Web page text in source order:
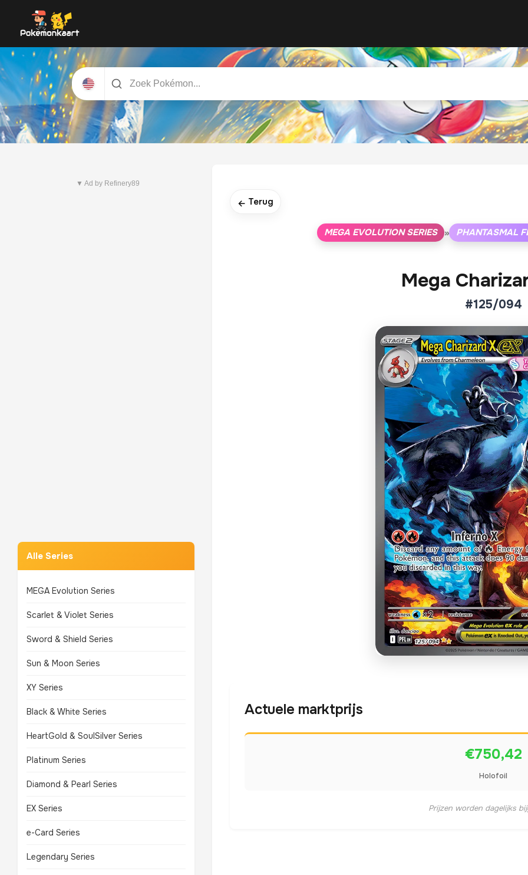
Pitch Black
▼ Ad by Refinery89
Alle Series
MEGA Evolution Series
Scarlet & Violet Series
Sword & Shield Series
Sun & Moon Series
XY Series
Black & White Series
HeartGold & SoulSilver Series
Platinum Series
Diamond & Pearl Series
EX Series
e-Card Series
Legendary Series
← Terug
MEGA EVOLUTION SERIES » PHANTASMAL
Mega
#125/094
Actuele marktprijs
€750,42
Holofoil
Prijzen worden dagelijks